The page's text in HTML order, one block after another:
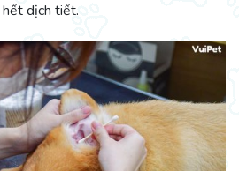
dịch tiết.